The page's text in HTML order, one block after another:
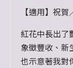
【適用】祝
紅花中長出了
象徵豐收、新
也示意著我對